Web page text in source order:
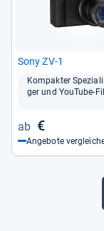
Sony ZV-1
Kom­pak­ter
ger und You­Tube-​
€
Angebote